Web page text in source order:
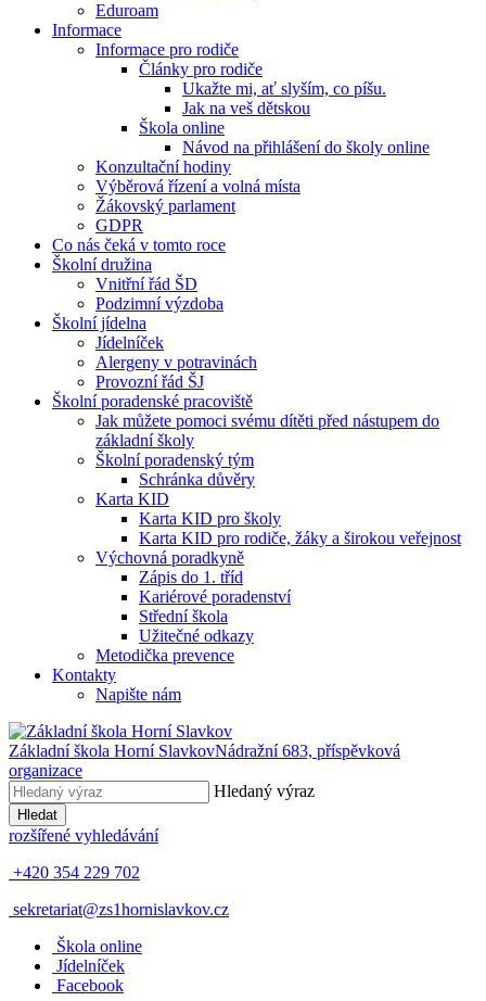
Eduroam
Informace
Informace pro rodiče
Články pro rodiče
Ukažte mi, ať slyším, co píšu.
Jak na veš dětskou
Škola online
Návod na přihlášení do školy online
Konzultační hodiny
Výběrová řízení a volná místa
Žákovský parlament
GDPR
Co nás čeká v tomto roce
Školní družina
Vnitřní řád ŠD
Podzimní výzdoba
Školní jídelna
Jídelníček
Alergeny v potravinách
Provozní řád ŠJ
Školní poradenské pracoviště
Jak můžete pomoci svému dítěti před nástupem do
základní školy
Školní poradenský tým
Schránka důvěry
Karta KID
Karta KID pro školy
Karta KID pro rodiče, žáky a širokou veřejnost
Výchovná poradkyně
Zápis do 1. tříd
Kariérové poradenství
Střední škola
Užitečné odkazy
Metodička prevence
Kontakty
Napište nám
Základní škola Horní SlavkovNádražní 683, příspěvková
organizace
Hledaný výraz
Hledat
rozšířené vyhledávání
+420 354 229 702
sekretariat@zs1hornislavkov.cz
Škola online
Jídelníček
Facebook